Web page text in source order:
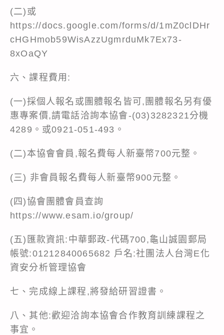
(二)或
https://docs.google.com/forms/d/1mZ0clDHr
cHGHmob59WisAzzUgmrduMk7Ex73-
8xOaQY
六、課程費用:
(一)採個人報名或團體報名皆可,團體報名另有優
惠專案價,請電話洽詢本協會-(03)3282321分機
4289。或0921-051-493。
(二)本協會會員,報名費每人新臺幣700元整。
(三) 非會員報名費每人新臺幣900元整。
(四)協會團體會員查詢
https://www.esam.io/group/
(五)匯款資訊:中華郵政-代碼700,龜山誠園郵局
帳號:01212840065682 戶名:社團法人台灣E化
資安分析管理協會
七、完成線上課程,將發給研習證書。
八、其他:歡迎洽詢本協會合作教育訓練課程之
事宜。